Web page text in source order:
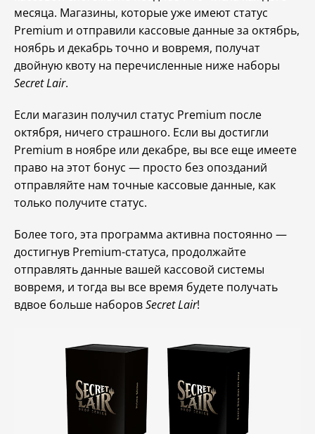
месяца. Магазины, которые уже имеют статус
Premium и отправили кассовые данные за октябрь,
ноябрь и декабрь точно и вовремя, получат
двойную квоту на перечисленные ниже наборы
Secret Lair.
Если магазин получил статус Premium после
октября, ничего страшного. Если вы достигли
Premium в ноябре или декабре, вы все еще имеете
право на этот бонус — просто без опозданий
отправляйте нам точные кассовые данные, как
только получите статус.
Более того, эта программа активна постоянно —
достигнув Premium-статуса, продолжайте
отправлять данные вашей кассовой системы
вовремя, и тогда вы все время будете получать
вдвое больше наборовSecret Lair!